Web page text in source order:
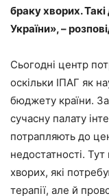
браку хворих.
України», –
Сьогодні центр
оскільки ІПАГ як
бюджету країни.
сучасну палату
потрапляють до
недостатності. Тут
хворих, які
терапії, але й